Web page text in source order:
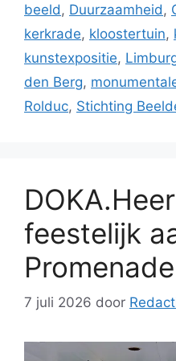
beeld , Duurzaamheid ,
kerkrade, kloostertuin,
kunstexpositie,
den Berg,
Rolduc, Stichting
feestelijk
Promenade
7 juli 2026 door